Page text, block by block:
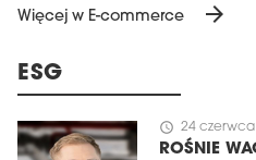
Więcej w E-commerce arrow_forward
ESG
schedule 24 czerwca
ROŚNIE